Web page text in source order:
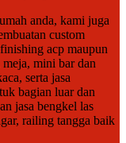
anda, kami juga
custom
acp maupun
mini bar dan
serta jasa
bagian luar dan
jasa bengkel las
railing tangga baik